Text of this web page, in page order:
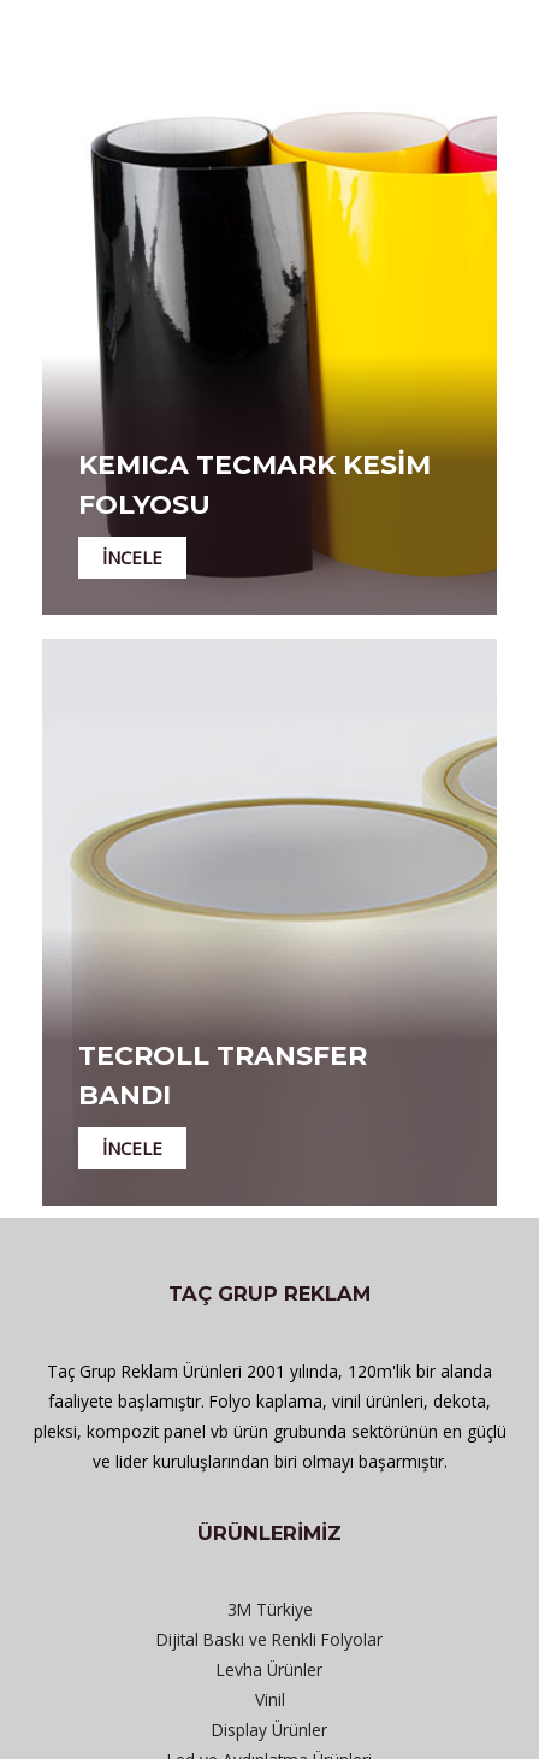
KEMICA TECMARK KESİM
FOLYOSU
İNCELE
TECROLL TRANSFER
BANDI
İNCELE
TAÇ GRUP REKLAM
Taç Grup Reklam Ürünleri 2001 yılında, 120m'lik bir alanda
faaliyete başlamıştır. Folyo kaplama, vinil ürünleri, dekota,
pleksi, kompozit panel vb ürün grubunda sektörünün en güçlü
ve lider kuruluşlarından biri olmayı başarmıştır.
ÜRÜNLERİMİZ
3M Türkiye
Dijital Baskı ve Renkli Folyolar
Levha Ürünler
Vinil
Display Ürünler